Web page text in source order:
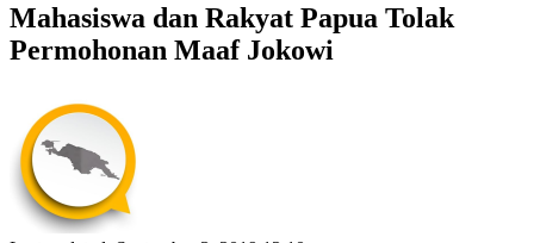
Mahasiswa dan Rakyat Papua Tolak
Permohonan Maaf Jokowi